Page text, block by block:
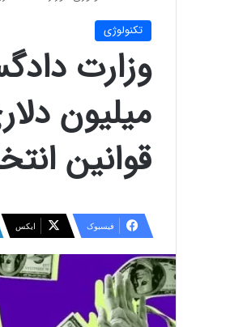
تکنولوژی
وزارت
میلیون
قوانین
فیسبوک ایکس